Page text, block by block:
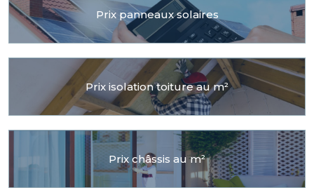
Prix panneaux solaires
Prix isolation toiture au m²
Prix châssis au m²